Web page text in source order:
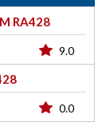
RA428
9.0
0.0